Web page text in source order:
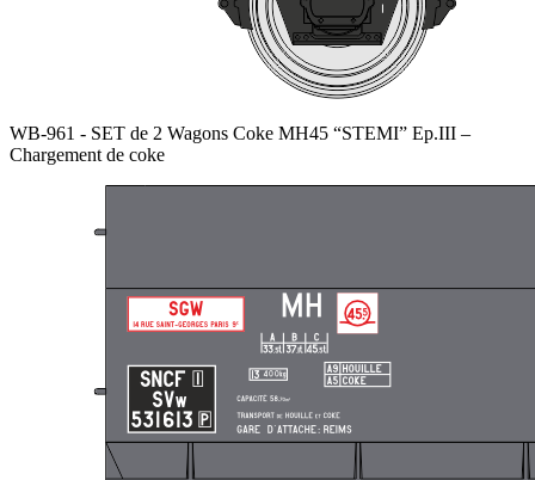
WB-961 - SET de 2 Wagons Coke MH45 “STEMI” Ep.III –
Chargement de coke